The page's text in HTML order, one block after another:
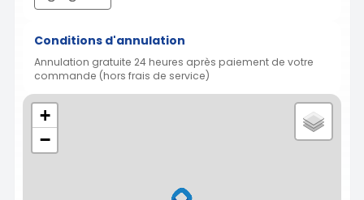
Conditions d'annulation
Annulation gratuite 24 heures après paiement de votre
commande (hors frais de service)
+
−